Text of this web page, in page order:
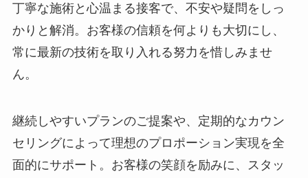
丁寧な施術と心温まる接客で、不安や疑問をしっ
かりと解消。お客様の信頼を何よりも大切にし、
常に最新の技術を取り入れる努力を惜しみませ
ん。
継続しやすいプランのご提案や、定期的なカウン
セリングによって理想のプロポーション実現を全
面的にサポート。お客様の笑顔を励みに、スタッ